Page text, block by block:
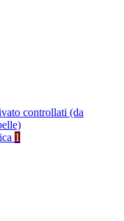
controllati (da
1